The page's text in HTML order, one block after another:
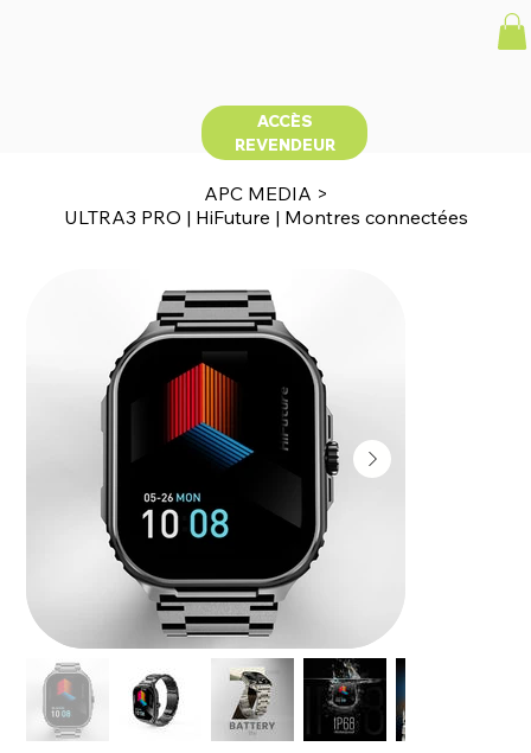
ACCÈS
REVENDEUR
APC MEDIA >
ULTRA3 PRO | HiFuture | Montres connectées